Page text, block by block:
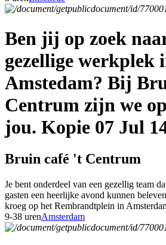
Ben jij op zoek
gezellige werkplek
Amstedam? Bij
Centrum zijn we
jou. Kopie 07 Jul
Bruin café 't Centrum
Je bent onderdeel van een gezellig team
gasten een heerlijke avond kunnen
kroeg op het Rembrandtplein in
9-38 urenAmsterdam